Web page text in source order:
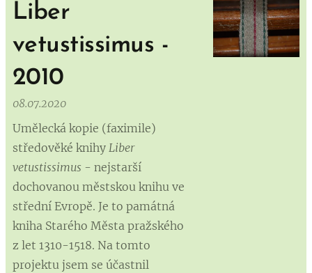
Liber
vetustissimus -
2010
08.07.2020
Umělecká kopie (faximile)
středověké knihy Liber
vetustissimus - nejstarší
dochovanou městskou knihu ve
střední Evropě. Je to památná
kniha Starého Města pražského
z let 1310-1518. Na tomto
projektu jsem se účastnil